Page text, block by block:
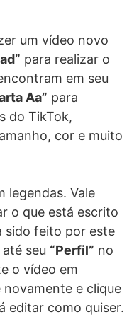
um vídeo novo
para realizar o
em seu
Aa” para
do TikTok,
cor e muito
legendas. Vale
o que está escrito
sido feito por este
seu “Perfil” no
o vídeo em
e clique
editar como quiser.